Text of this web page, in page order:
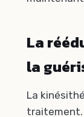
La
la
La
traitement.